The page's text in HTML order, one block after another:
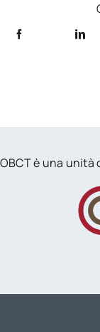
OBCT è una unità